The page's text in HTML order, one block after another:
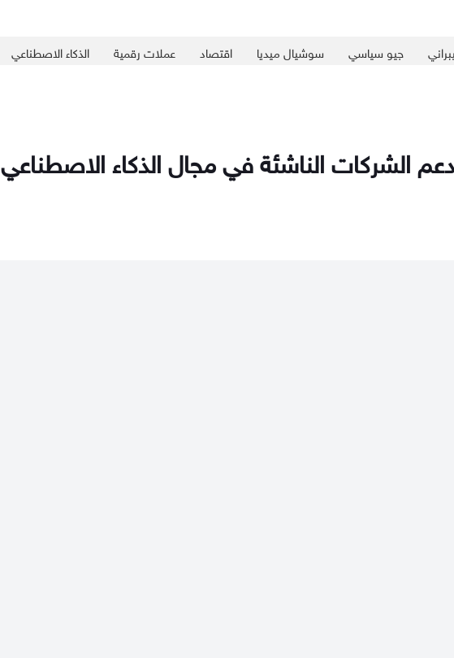
جيو سياسي سوشيال ميديا اقتصاد عملات رقمية الذكاء الاصطناعي
الشركات الناشئة في مجال الذكاء الاصطناعي